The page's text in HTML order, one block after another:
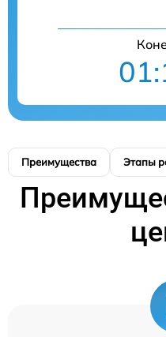
Преимущества Этапы